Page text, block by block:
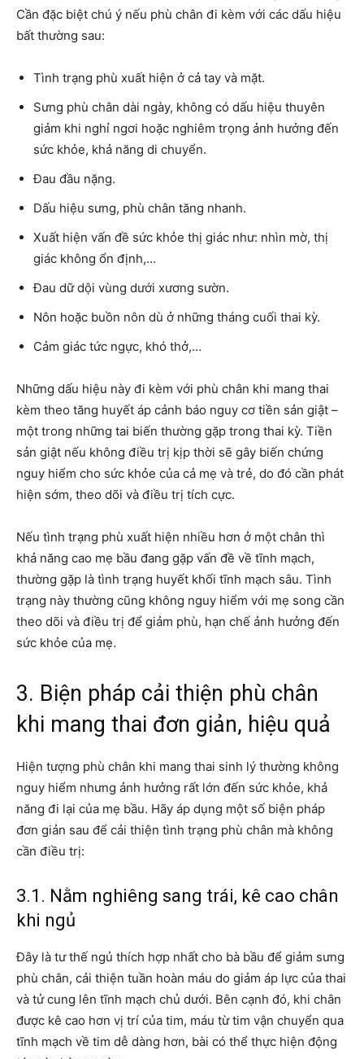
Cần đặc biệt chú ý nếu phù chân đi kèm với các dấu hiệu
bất thường sau:
Tình trạng phù xuất hiện ở cả tay và mặt.
Sưng phù chân dài ngày, không có dấu hiệu thuyên
giảm khi nghỉ ngơi hoặc nghiêm trọng ảnh hưởng đến
sức khỏe, khả năng di chuyển.
Đau đầu nặng.
Dấu hiệu sưng, phù chân tăng nhanh.
Xuất hiện vấn đề sức khỏe thị giác như: nhìn mờ, thị
giác không ổn định,…
Đau dữ dội vùng dưới xương sườn.
Nôn hoặc buồn nôn dù ở những tháng cuối thai kỳ.
Cảm giác tức ngực, khó thở,…
Những dấu hiệu này đi kèm với phù chân khi mang thai
kèm theo tăng huyết áp cảnh báo nguy cơ tiền sản giật –
một trong những tai biến thường gặp trong thai kỳ. Tiền
sản giật nếu không điều trị kịp thời sẽ gây biến chứng
nguy hiểm cho sức khỏe của cả mẹ và trẻ, do đó cần phát
hiện sớm, theo dõi và điều trị tích cực.
Nếu tình trạng phù xuất hiện nhiều hơn ở một chân thì
khả năng cao mẹ bầu đang gặp vấn đề về tĩnh mạch,
thường gặp là tình trạng huyết khối tĩnh mạch sâu. Tình
trạng này thường cũng không nguy hiểm với mẹ song cần
theo dõi và điều trị để giảm phù, hạn chế ảnh hưởng đến
sức khỏe của mẹ.
3. Biện pháp cải thiện phù chân
khi mang thai đơn giản, hiệu quả
Hiện tượng phù chân khi mang thai sinh lý thường không
nguy hiểm nhưng ảnh hưởng rất lớn đến sức khỏe, khả
năng đi lại của mẹ bầu. Hãy áp dụng một số biện pháp
đơn giản sau để cải thiện tình trạng phù chân mà không
cần điều trị:
3.1. Nằm nghiêng sang trái, kê cao chân
khi ngủ
Đây là tư thế ngủ thích hợp nhất cho bà bầu để giảm sưng
phù chân, cải thiện tuần hoàn máu do giảm áp lực của thai
và tử cung lên tĩnh mạch chủ dưới. Bên cạnh đó, khi chân
được kê cao hơn vị trí của tim, máu từ tim vận chuyển qua
tĩnh mạch về tim dễ dàng hơn, bài có thể thực hiện động